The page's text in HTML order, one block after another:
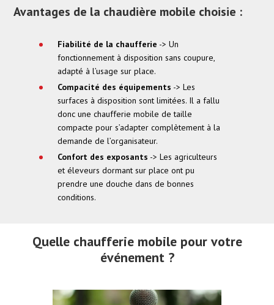
Avantages de la chaudière mobile choisie :
Fiabilité de la chaufferie -> Un
fonctionnement à disposition sans coupure,
adapté à l’usage sur place.
Compacité des équipements -> Les
surfaces à disposition sont limitées. Il a fallu
donc une chaufferie mobile de taille
compacte pour s’adapter complètement à la
demande de l’organisateur.
Confort des exposants -> Les agriculteurs
et éleveurs dormant sur place ont pu
prendre une douche dans de bonnes
conditions.
Quelle chaufferie mobile pour votre
événement ?